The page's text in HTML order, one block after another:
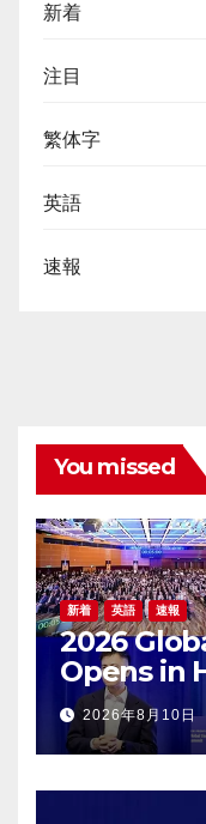
新着
注目
繁体字
英語
速報
You missed
新着 英語 速報
2026
Opens in
Global
Convene:
2026年8月10日